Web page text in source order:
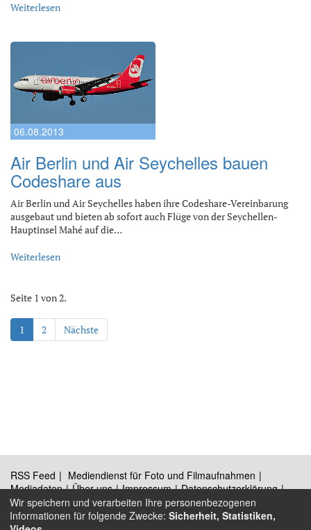
Weiterlesen
06.08.2013
Air Berlin und Air Seychelles bauen
Codeshare aus
Air Berlin und Air Seychelles haben ihre Codeshare-Vereinbarung
ausgebaut und bieten ab sofort auch Flüge von der Seychellen-
Hauptinsel Mahé auf die…
Weiterlesen
Seite 1 von 2.
1 2 Nächste
RSS Feed
Mediendienst für Foto und Filmaufnahmen
Mediadaten
Über uns Impressum
Datenschutzerklärung
Kontakt
Wir speichern und verarbeiten Ihre personenbezogenen
Informationen für folgende Zwecke: Sicherheit, Statistiken,